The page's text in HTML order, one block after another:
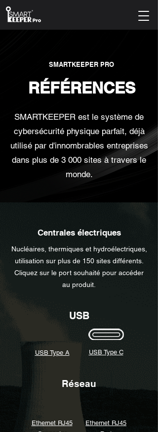
SMARTKEEPER PRO
RÉFÉRENCES
SMARTKEEPER est le système de
cybersécurité physique parfait, déjà
utilisé par d'innombrables entreprises
dans plus de 3 000 sites à travers le
monde.
Centrales électriques
Nucléaires, thermiques et hydroélectriques,
utilisation sur plus de 150 sites différents.
Cliquez sur le port souhaité pour accéder
au produit.
USB
USB Type A USB Type C
Réseau
Ethernet RJ45
Ethernet RJ45